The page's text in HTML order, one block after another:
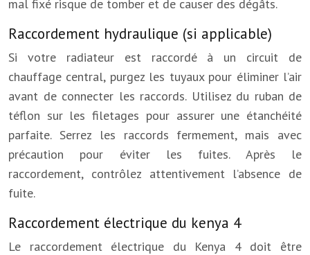
mal fixé risque de tomber et de causer des dégâts.
Raccordement hydraulique (si applicable)
Si votre radiateur est raccordé à un circuit de
chauffage central, purgez les tuyaux pour éliminer l’air
avant de connecter les raccords. Utilisez du ruban de
téflon sur les filetages pour assurer une étanchéité
parfaite. Serrez les raccords fermement, mais avec
précaution pour éviter les fuites. Après le
raccordement, contrôlez attentivement l’absence de
fuite.
Raccordement électrique du kenya 4
Le raccordement électrique du Kenya 4 doit être